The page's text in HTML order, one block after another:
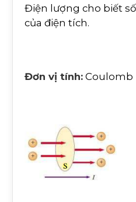
Điện lượng cho biết
của điện tích.
Đơn vị tính: Coulomb